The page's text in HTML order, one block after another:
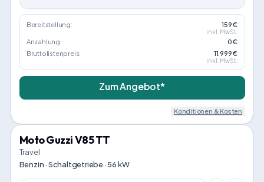
Bereitstellung: 159 €
inkl. MwSt.
Anzahlung:
0 €
Bruttolistenpreis:
11.999 €
inkl. MwSt.
Zum Angebot*
Konditionen & Kosten
Moto Guzzi V85 TT
Travel
Benzin · Schaltgetriebe · 56 kW